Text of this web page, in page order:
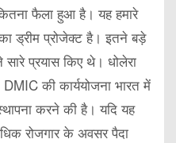
फैला हुआ है। यह हमारे
ड्रीम प्रोजेक्ट है। इतने बड़े
प्रयास किए थे। धोलेरा
की कार्ययोजना भारत में
करने की है। यदि यह
रोजगार के अवसर पैदा